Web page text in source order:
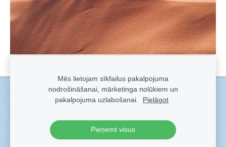
Sīkdatnes
Veidots arSadarbe- labo mājas lapu ģeneratoru.
Mēs lietojam sīkfailus pakalpojuma
nodrošināšanai, mārketinga nolūkiem un
pakalpojuma uzlabošanai.
Pielāgot
Pieņemt visus